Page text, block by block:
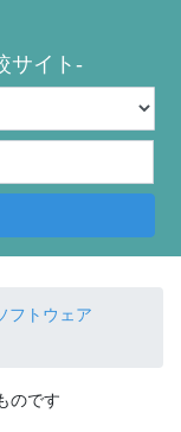
サイト-
フトウェア
のです